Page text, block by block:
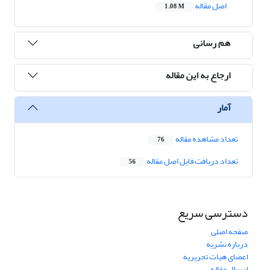
اصل مقاله
1.08 M
هم رسانی
ارجاع به این مقاله
آمار
تعداد مشاهده مقاله 76
تعداد دریافت فایل اصل مقاله 56
دسترسی سریع
صفحه اصلی
درباره نشریه
اعضای هیات تحریریه